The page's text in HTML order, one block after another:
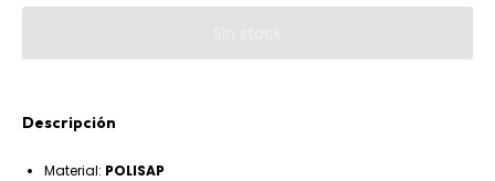
Descripción
Material: POLISAP